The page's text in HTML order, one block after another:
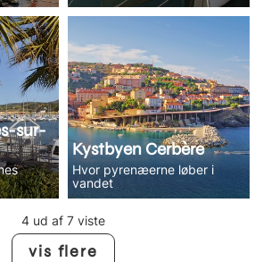
sur-
Kystbyen Cerbère
Hvor pyrenæerne løber i
vandet
4 ud af 7 viste
vis flere